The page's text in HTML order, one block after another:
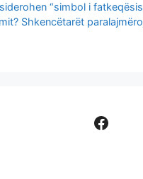
“simbol i
Shkencëtarët